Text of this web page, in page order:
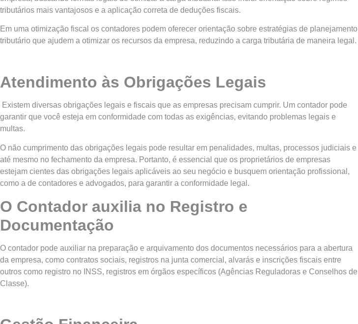
tributários mais vantajosos e a aplicação correta de deduções fiscais.
Em uma otimização fiscal os contadores podem oferecer orientação sobre estratégias de planejamento
tributário que ajudem a otimizar os recursos da empresa, reduzindo a carga tributária de maneira legal.
Atendimento às Obrigações Legais
Existem diversas obrigações legais e fiscais que as empresas precisam cumprir. Um contador pode
garantir que você esteja em conformidade com todas as exigências, evitando problemas legais e
multas.
O não cumprimento das obrigações legais pode resultar em penalidades, multas, processos judiciais e
até mesmo no fechamento da empresa. Portanto, é essencial que os proprietários de empresas
estejam cientes das obrigações legais aplicáveis ao seu negócio e busquem orientação profissional,
como a de contadores e advogados, para garantir a conformidade legal.
O Contador auxilia no Registro e
Documentação
O contador pode auxiliar na preparação e arquivamento dos documentos necessários para a abertura
da empresa, como contratos sociais, registros na junta comercial, alvarás e inscrições fiscais entre
outros como registro no INSS, registros em órgãos específicos (Agências Reguladoras e Conselhos de
Classe).